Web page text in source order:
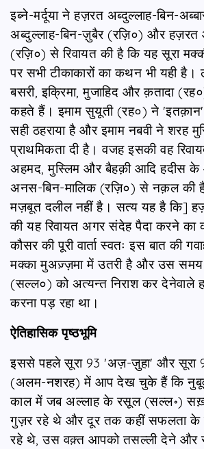
इब्ने-मर्दूया ने हज़रत अब्दुल्लाह-बिन-
अब्दुल्लाह-बिन-ज़ुबैर (रज़ि०) और हज़रत
(रज़ि०) से रिवायत की है कि यह सूरा
पर सभी टीकाकारों का कथन भी यही
बसरी, इक्रिमा, मुजाहिद और क़तादा
कहते हैं। इमाम सुयूती (रह०) ने
सही ठहराया है और इमाम नबवी ने शरह
प्राथमिकता दी है। वजह इसकी वह
अहमद, मुस्लिम और बैहक़ी आदि हदीस के
अनस-बिन-मालिक (रज़ि०) से नक़ल की
मज़बूत दलील नहीं है। सत्य यह है कि]
की यह रिवायत अगर संदेह पैदा करने का
कौसर की पूरी वार्ता स्वतः इस बात की
मक्का मुअज़्ज़मा में उतरी है और उस समय
(सल्ल०) को अत्यन्त निराश कर देनेवाले
करना पड़ रहा था।
ऐतिहासिक पृष्ठभूमि
इससे पहले सूरा 93 'अज़-ज़ुहा' और सूरा
(अलम-नशरह) में आप देख चुके हैं कि
काल में जब अल्लाह के रसूल (सल्ल॰)
गुज़र रहे थे और दूर तक कहीं सफलता के
रहे थे, उस वक़्त आपको तसल्ली देने और